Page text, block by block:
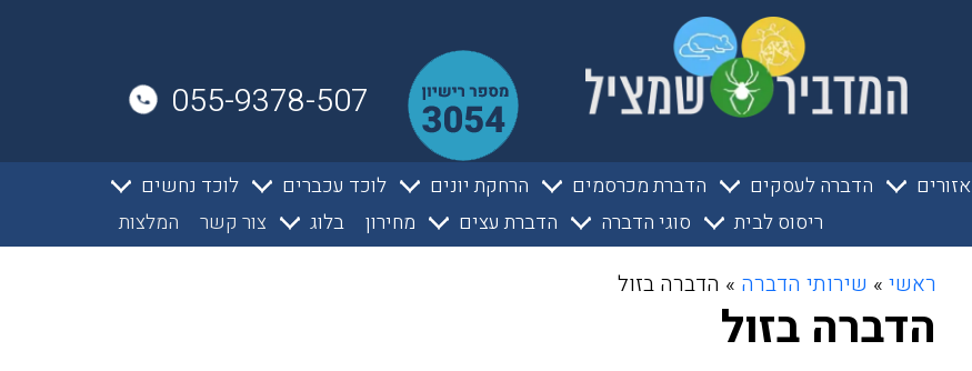
055-9378-507
אזורים הדברה לעסקים הדברת מכרסמים הרחקת יונים לוכד עכברים
לוכד נחשים
ריסוס לבית
סוגי הדברה הדברת עצים מחירון בלוג צור קשר המלצות
ראשי » שירותי הדברה » הדברה בזול
הדברה בזול